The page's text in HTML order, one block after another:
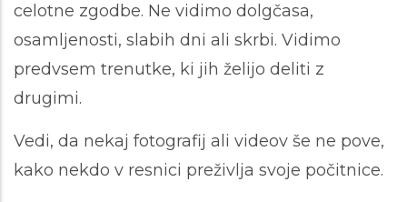
celotne zgodbe. Ne vidimo dolgčasa,
osamljenosti, slabih dni ali skrbi. Vidimo
predvsem trenutke, ki jih želijo deliti z
drugimi.
Vedi, da nekaj fotografij ali videov še ne pove,
kako nekdo v resnici preživlja svoje počitnice.